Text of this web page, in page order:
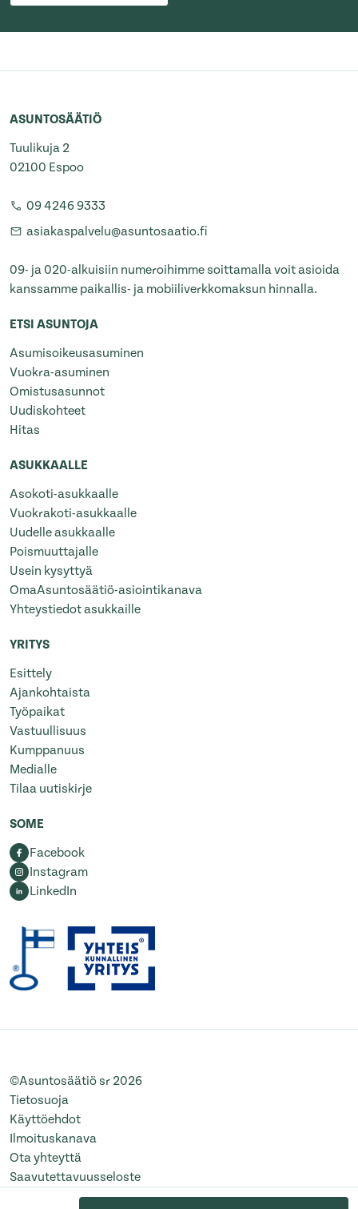
ASUNTOSÄÄTIÖ
Tuulikuja 2
02100 Espoo
09 4246 9333
asiakaspalvelu@asuntosaatio.fi
09- ja 020-alkuisiin numeroihimme soittamalla voit asioida
kanssamme paikallis- ja mobiiliverkkomaksun hinnalla.
ETSI ASUNTOJA
Asumisoikeusasuminen
Vuokra-asuminen
Omistusasunnot
Uudiskohteet
Hitas
ASUKKAALLE
Asokoti-asukkaalle
Vuokrakoti-asukkaalle
Uudelle asukkaalle
Poismuuttajalle
Usein kysyttyä
OmaAsuntosäätiö-asiointikanava
Yhteystiedot asukkaille
YRITYS
Esittely
Ajankohtaista
Työpaikat
Vastuullisuus
Kumppanuus
Medialle
Tilaa uutiskirje
SOME
Facebook
Instagram
LinkedIn
©Asuntosäätiö sr 2026
Tietosuoja
Käyttöehdot
Ilmoituskanava
Ota yhteyttä
Saavutettavuusseloste
Muuta evästeasetuksia